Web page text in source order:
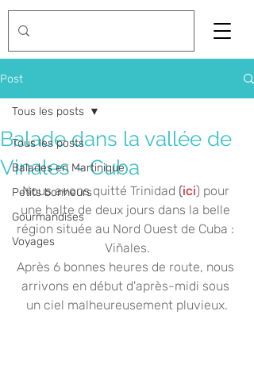
Post
Tous les posts
Balades en Martinique
Petits bonheurs
Gourmandises
Voyages
Tous les posts
Balade dans la vallée de
Vinales - Cuba
Nous avons quitté Trinidad (ici) pour
une halte de deux jours dans la belle
région située au Nord Ouest de Cuba :
Viñales.
Après 6 bonnes heures de route, nous
arrivons en début d'après-midi sous
un ciel malheureusement pluvieux.